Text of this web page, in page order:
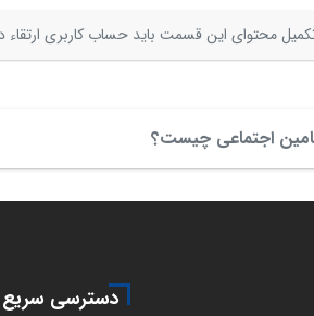
محتوای این قسمت باید حساب کاربری ارتقاء
تامین اجتماعی چیست؟
دسترسی سریع